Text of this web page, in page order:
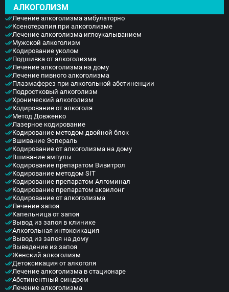
АЛКОГОЛИЗМ
Лечение алкоголизма амбулаторно
Ксенотерапия при алкоголизме
Лечение алкоголизма иглоукалыванием
Мужской алкоголизм
Кодирование уколом
Подшивка от алкоголизма
Лечение алкоголизма на дому
Лечение пивного алкоголизма
Плазмаферез при алкогольной абстиненции
Подростковый алкоголизм
Хронический алкоголизм
Кодирование от алкоголя
Метод Довженко
Лазерное кодирование
Кодирование методом двойной блок
Вшивание Эспераль
Кодирование от алкоголизма на дому
Вшивание ампулы
Кодирование препаратом Вивитрол
Кодирование методом SIT
Кодирование препаратом Алгоминал
Кодирование препаратом аквилонг
Кодирование от алкоголизма
Лечение запоя
Капельница от запоя
Вывод из запоя в клинике
Алкогольная интоксикация
Вывод из запоя на дому
Выведение из запоя
Женский алкоголизм
Детоксикация от алкоголя
Лечение алкоголизма в стационаре
Абстинентный синдром
Лечение алкоголизма